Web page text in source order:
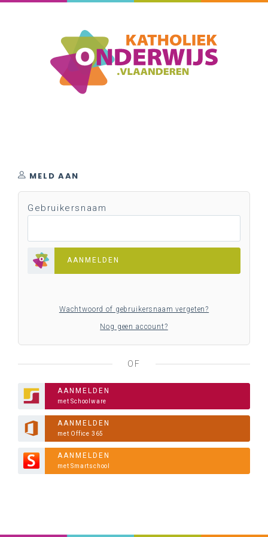
MELD AAN
Gebruikersnaam
AANMELDEN
Wachtwoord of gebruikersnaam vergeten?
Nog geen account?
OF
AANMELDEN
met Schoolware
AANMELDEN
met Office 365
AANMELDEN
met Smartschool